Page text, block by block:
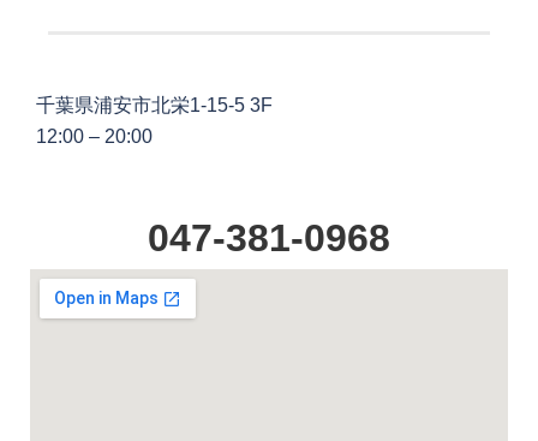
千葉県浦安市北栄1-15-5 3F
12:00 – 20:00
047-381-0968